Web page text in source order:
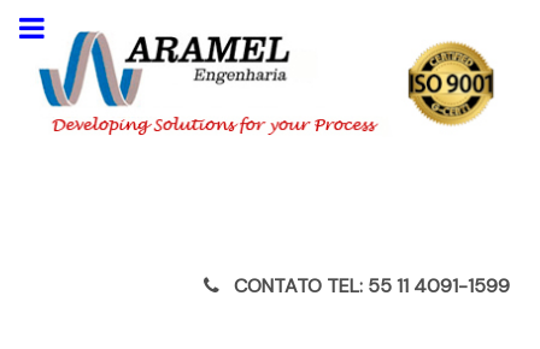
CONTATO TEL: 55 11 4091-1599